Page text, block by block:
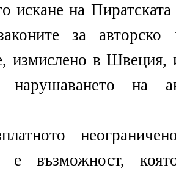
на Пиратската
за
измислено в Швеция,
нарушаването на
неограничено
е възможност,